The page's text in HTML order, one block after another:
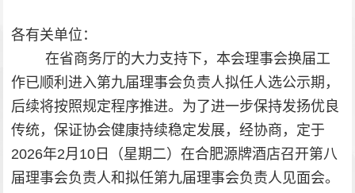
各有关单位：
在省商务厅的大力支持下，本会理事会换届工
作已顺利进入第九届理事会负责人拟任人选公示期，
后续将按照规定程序推进。为了进一步保持发扬优良
传统，保证协会健康持续稳定发展，经协商 ，定于
2026年2月 10 日（星期二）在合肥源牌酒店召开第八
届理事会负责人和拟任第九届理事会负责人见面会。